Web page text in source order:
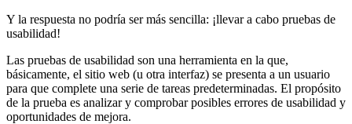
Y la respuesta no podría ser más sencilla: ¡llevar a cabo pruebas de
usabilidad!
Las pruebas de usabilidad son una herramienta en la que,
básicamente, el sitio web (u otra interfaz) se presenta a un usuario
para que complete una serie de tareas predeterminadas. El propósito
de la prueba es analizar y comprobar posibles errores de usabilidad y
oportunidades de mejora.